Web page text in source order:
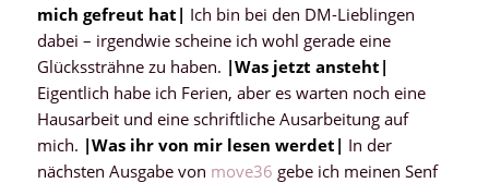
mich gefreut hat| Ich bin bei den DM-Lieblingen
dabei – irgendwie scheine ich wohl gerade eine
Glückssträhne zu haben. |Was jetzt ansteht|
Eigentlich habe ich Ferien, aber es warten noch eine
Hausarbeit und eine schriftliche Ausarbeitung auf
mich. |Was ihr von mir lesen werdet| In der
nächsten Ausgabe von move36 gebe ich meinen Senf